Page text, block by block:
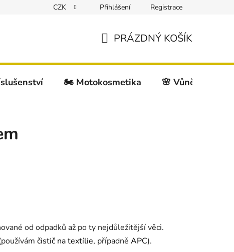
CZK Přihlášení Registrace
PRÁZDNÝ KOŠÍK
🏍️ Motokosmetika 🌸 Vůně do auta
od odpadků až po ty nejdůležitější věci.
čistič na textílie, případně APC).